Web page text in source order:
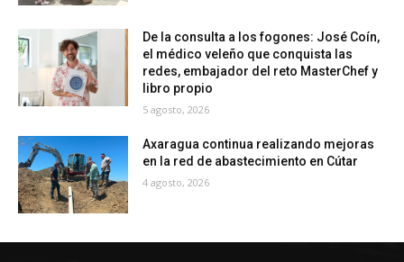
De la consulta a los fogones: José Coín,
el médico veleño que conquista las
redes, embajador del reto MasterChef y
libro propio
5 agosto, 2026
Axaragua continua realizando mejoras
en la red de abastecimiento en Cútar
4 agosto, 2026